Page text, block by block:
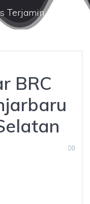
Terjamin
BRC
0